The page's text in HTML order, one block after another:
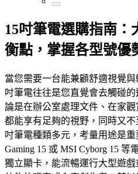
15吋筆電選購指南：
衡點，掌握各型號優
當您需要一台能兼顧舒適視覺
吋筆電往往是您直覺會去觸碰
論是在辦公室處理文件、在家
都能享有足夠的視野，同時又
吋筆電種類多元，考量用途是
Gaming 15 或 MSI Cyborg 15 等
獨立顯卡，能流暢運行大型遊